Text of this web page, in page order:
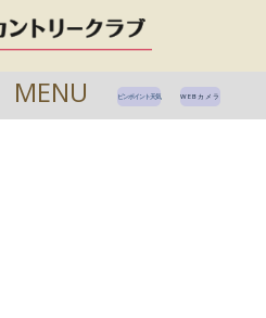
ピンポイント天気 WEBカメラ
MENU